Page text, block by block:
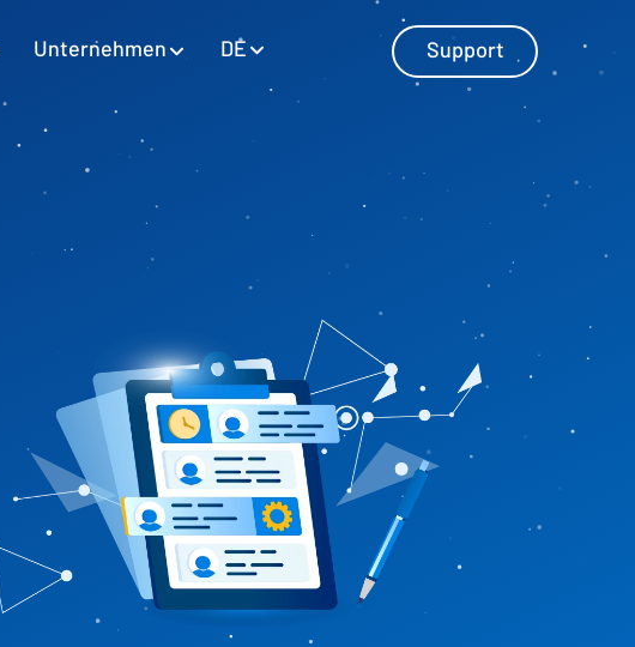
Investitionsplanung
Investitionsprojekte planen
Liquiditätsplanung
Cashflow planen und sichern
SAP-Projektplanung
Bilanz & Jahresabschluss in SAP
Unternehmen DE Support